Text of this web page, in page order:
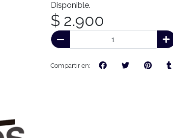
Disponible.
$ 2.900
Compartir en: